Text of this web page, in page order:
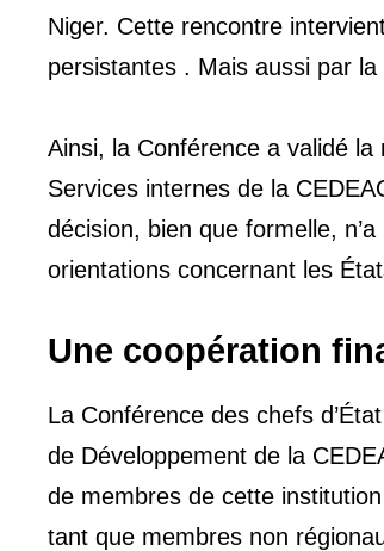
Niger. Cette rencontre
persistantes . Mais aussi par
Ainsi, la Conférence a validé
Services internes de la
décision, bien que formelle,
orientations concernant les
Une coopération
La Conférence des chefs
de Développement de la
de membres de cette
tant que membres non